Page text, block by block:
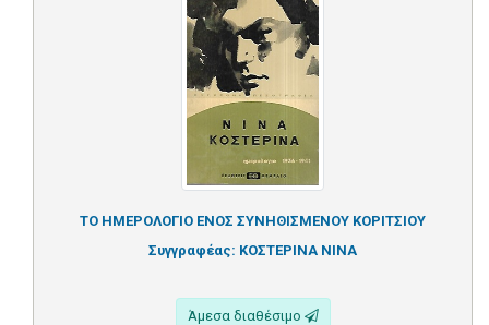
ΤΟ ΗΜΕΡΟΛΟΓΙΟ ΕΝΟΣ ΣΥΝΗΘΙΣΜΕΝΟΥ ΚΟΡΙΤΣΙΟΥ
Συγγραφέας: ΚΟΣΤΕΡΙΝΑ ΝΙΝΑ
Άμεσα διαθέσιμο